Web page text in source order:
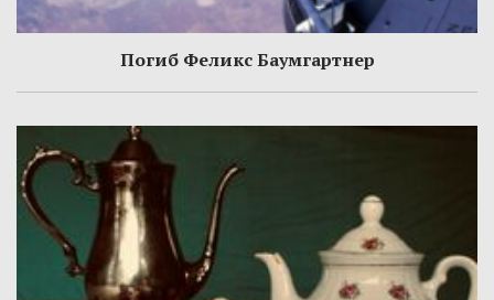
Погиб Феликс Баумгартнер